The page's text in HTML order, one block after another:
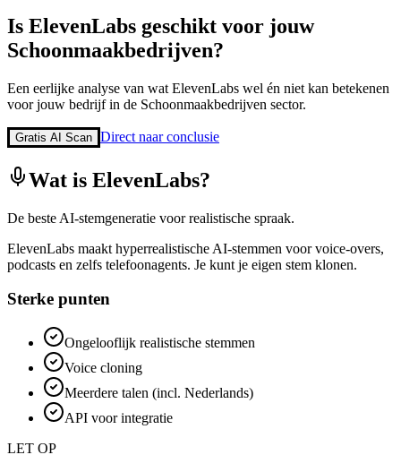
Is ElevenLabs geschikt voor jouw
Schoonmaakbedrijven?
Een eerlijke analyse van wat ElevenLabs wel én niet kan betekenen
voor jouw bedrijf in de Schoonmaakbedrijven sector.
Gratis AI Scan Direct naar conclusie
Wat is ElevenLabs?
De beste AI-stemgeneratie voor realistische spraak.
ElevenLabs maakt hyperrealistische AI-stemmen voor voice-overs,
podcasts en zelfs telefoonagents. Je kunt je eigen stem klonen.
Sterke punten
Ongelooflijk realistische stemmen
Voice cloning
Meerdere talen (incl. Nederlands)
API voor integratie
LET OP